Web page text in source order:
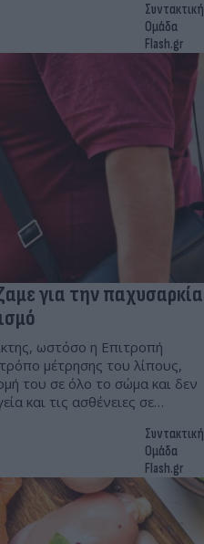
Συντακτική
Ομάδα
Flash.gr
για την παχυσαρκία
ωστόσο η Επιτροπή
μέτρησης του λίπους,
του σε όλο το σώμα και δεν
και τις ασθένειες σε
Συντακτική
Ομάδα
Flash.gr